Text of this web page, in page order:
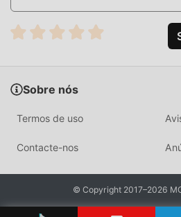
Sobre nós
Termos de uso
Contacte-nos
© Copyright 2017–2026